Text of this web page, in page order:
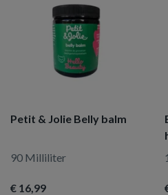
Petit & Jolie Belly balm
90 Milliliter
€ 16,99